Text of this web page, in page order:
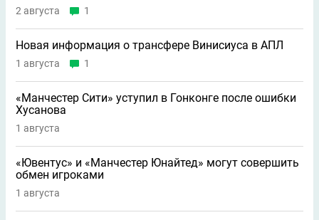
2 августа 1
Новая информация о трансфере Винисиуса в АПЛ
1 августа 1
«Манчестер Сити» уступил в Гонконге после ошибки
Хусанова
1 августа
«Ювентус» и «Манчестер Юнайтед» могут совершить
обмен игроками
1 августа